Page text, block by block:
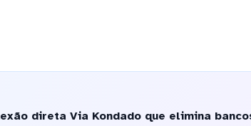
direta Via Kondado que elimina